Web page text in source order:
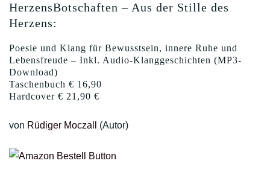
HerzensBotschaften – Aus der Stille des
Herzens:
Poesie und Klang für Bewusstsein, innere Ruhe und
Lebensfreude – Inkl. Audio-Klanggeschichten (MP3-
Download)
Taschenbuch € 16,90
Hardcover € 21,90 €
von Rüdiger Moczall (Autor)